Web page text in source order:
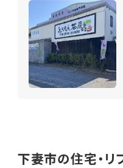
下妻市の住宅・リ